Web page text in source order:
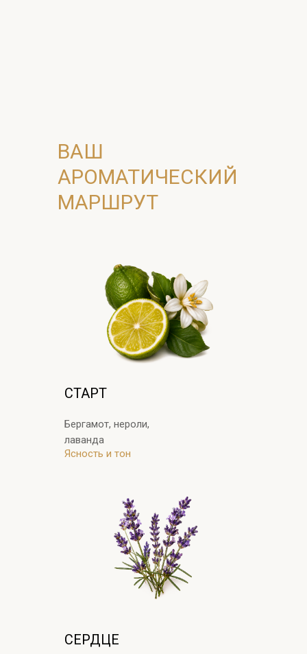
Ясность и тон
Бергамот, нероли,
лаванда
СТАРТ
СЕРДЦЕ
ВАШ
АРОМАТИЧЕСКИЙ
МАРШРУТ